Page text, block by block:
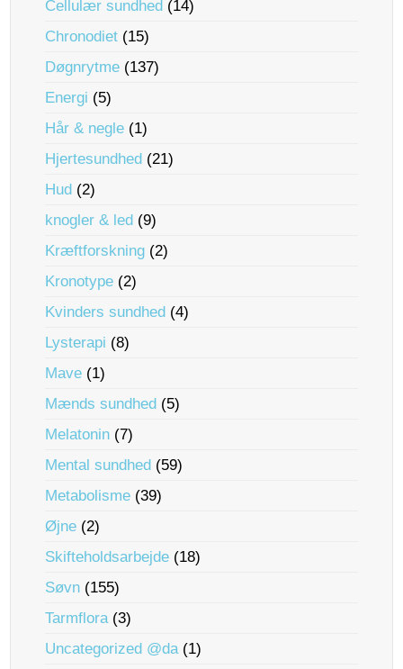
Cellulær sundhed (14)
Chronodiet (15)
Døgnrytme (137)
Energi (5)
Hår & negle (1)
Hjertesundhed (21)
Hud (2)
knogler & led (9)
Kræftforskning (2)
Kronotype (2)
Kvinders sundhed (4)
Lysterapi (8)
Mave (1)
Mænds sundhed (5)
Melatonin (7)
Mental sundhed (59)
Metabolisme (39)
Øjne (2)
Skifteholdsarbejde (18)
Søvn (155)
Tarmflora(3)
Uncategorized @da(1)